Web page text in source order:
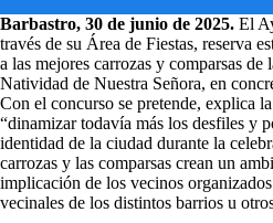
Barbastro, 30 de junio de 2025. El
través de su Área de Fiestas, reserva
a las mejores carrozas y comparsas de
Natividad de Nuestra Señora, en
Con el concurso se pretende, explica
“dinamizar todavía más los desfiles y
identidad de la ciudad durante la
carrozas y las comparsas crean un
implicación de los vecinos
vecinales de los distintos barrios u